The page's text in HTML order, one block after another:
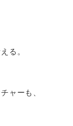
る。
ャーも、